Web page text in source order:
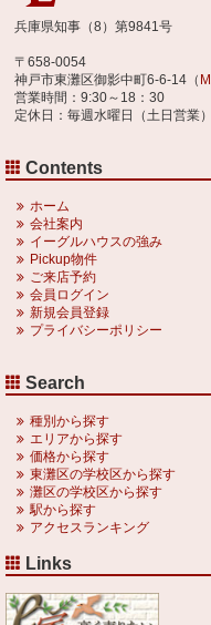
兵庫県知事（8）第9841号
〒658-0054
神戸市東灘区御影中町6-6-14（
営業時間：9:30～18：30
定休日：毎週水曜日（土日営業）
Contents
ホーム
会社案内
イーグルハウスの強み
Pickup物件
ご来店予約
会員ログイン
新規会員登録
プライバシーポリシー
Search
種別から探す
エリアから探す
価格から探す
東灘区の学校区から探す
灘区の学校区から探す
駅から探す
アクセスランキング
Links